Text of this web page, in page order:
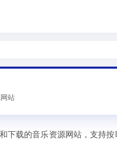
站
下载的音乐资源网站，支持